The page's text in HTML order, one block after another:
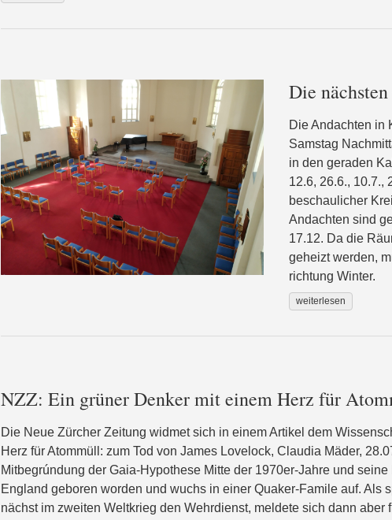
Die
Die Andachten in
Samstag
in den geraden
12.6, 26.6., 10.7.,
beschaulicher
Andachten sind
17.12. Da die
geheizt werden,
richtung Winter.
weiterlesen
NZZ: Ein grüner Denker mit einem Herz für
Die Neue Zürcher Zeitung widmet sich in einem Artikel dem
Herz für Atommüll: zum Tod von James Lovelock, Claudia Mäder,
Mitbegrúndung der Gaia-Hypothese Mitte der 1970er-Jahre und
England geboren worden und wuchs in einer Quaker-Famile auf. Als
nächst im zweiten Weltkrieg den Wehrdienst, meldete sich dann aber